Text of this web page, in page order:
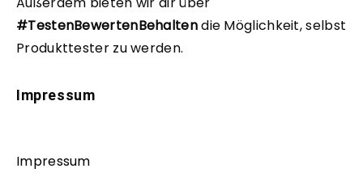
#TestenBewertenBehaltendie Möglichkeit, selbst
Produkttester zu werden.
Impressum
Impressum